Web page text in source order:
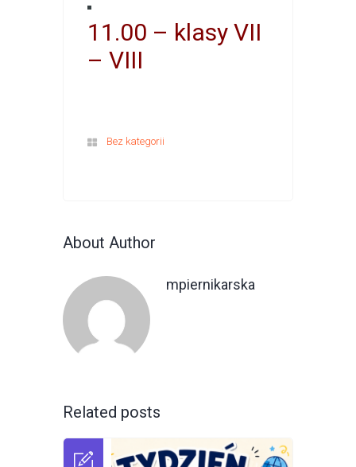
11.00 – klasy VII
– VIII
Bez kategorii
About Author
mpiernikarska
Related posts